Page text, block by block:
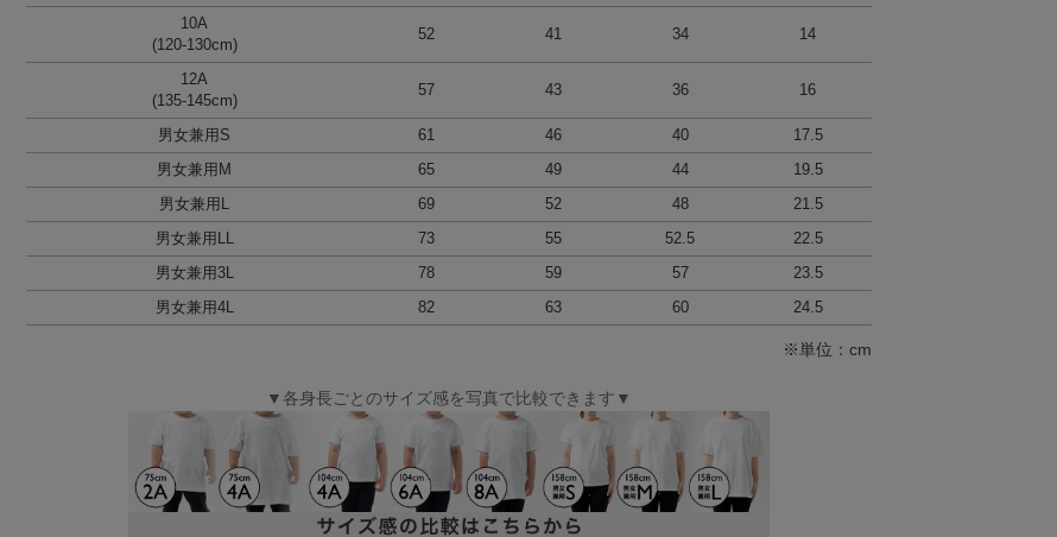
10A
(120-130cm)
52 41 34 14
12A
(135-145cm)
57 43 36 16
男女兼用S 61 46 40 17.5
男女兼用M 65 49 44 19.5
男女兼用L 69 52 48 21.5
男女兼用LL 73 55 52.5 22.5
男女兼用3L 78 59 57 23.5
男女兼用4L 82 63 60 24.5
※単位：cm
▼各身長ごとのサイズ感を写真で比較できます▼